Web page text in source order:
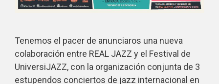
Tenemos el pacer de anunciaros una nueva
colaboración entre REAL JAZZ y el Festival de
UniversiJAZZ, con la organización conjunta de 3
estupendos conciertos de jazz internacional en